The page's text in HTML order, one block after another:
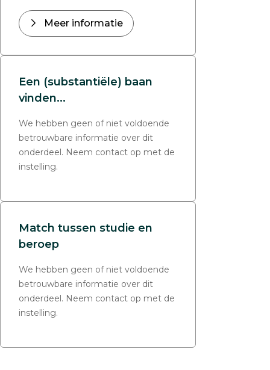
Meer informatie
Een (substantiële) baan
vinden...
We hebben geen of niet voldoende
betrouwbare informatie over dit
onderdeel. Neem contact op met de
instelling.
Match tussen studie en
beroep
We hebben geen of niet voldoende
betrouwbare informatie over dit
onderdeel. Neem contact op met de
instelling.